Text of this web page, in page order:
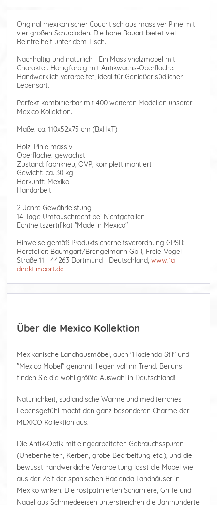
Original mexikanischer Couchtisch aus massiver Pinie mit
vier großen Schubladen. Die hohe Bauart bietet viel
Beinfreiheit unter dem Tisch.
Nachhaltig und natürlich - Ein Massivholzmöbel mit
Charakter. Honigfarbig mit Antikwachs-Oberfläche.
Handwerklich verarbeitet, ideal für Genießer südlicher
Lebensart.
Perfekt kombinierbar mit 400 weiteren Modellen unserer
Mexico Kollektion.
Maße: ca. 110x52x75 cm (BxHxT)
Holz: Pinie massiv
Oberfläche: gewachst
Zustand: fabrikneu, OVP, komplett montiert
Gewicht: ca. 30 kg
Herkunft: Mexiko
Handarbeit
2 Jahre Gewährleistung
14 Tage Umtauschrecht bei Nichtgefallen
Echtheitszertifikat "Made in Mexico"
Hinweise gemäß Produktsicherheitsverordnung GPSR:
Hersteller: Baumgart/Brengelmann GbR, Freie-Vogel-
Straße 11 - 44263 Dortmund - Deutschland, www.1a-
direktimport.de
Über die Mexico Kollektion
Mexikanische Landhausmöbel, auch "Hacienda-Stil" und
"Mexico Möbel" genannt, liegen voll im Trend. Bei uns
finden Sie die wohl größte Auswahl in Deutschland!
Natürlichkeit, südländische Wärme und mediterranes
Lebensgefühl macht den ganz besonderen Charme der
MEXICO Kollektion aus.
Die Antik-Optik mit eingearbeiteten Gebrauchsspuren
(Unebenheiten, Kerben, grobe Bearbeitung etc.), und die
bewusst handwerkliche Verarbeitung lässt die Möbel wie
aus der Zeit der spanischen Hacienda Landhäuser in
Mexiko wirken. Die rostpatinierten Scharniere, Griffe und
Nägel aus Schmiedeeisen unterstreichen die Jahrhunderte